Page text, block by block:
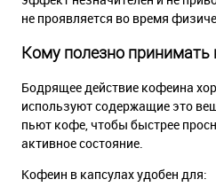
не проявляется во время
Кому полезно принимать
Бодрящее действие кофеина
используют содержащие это
пьют кофе, чтобы быстрее
активное состояние.
Кофеин в капсулах удобен для: